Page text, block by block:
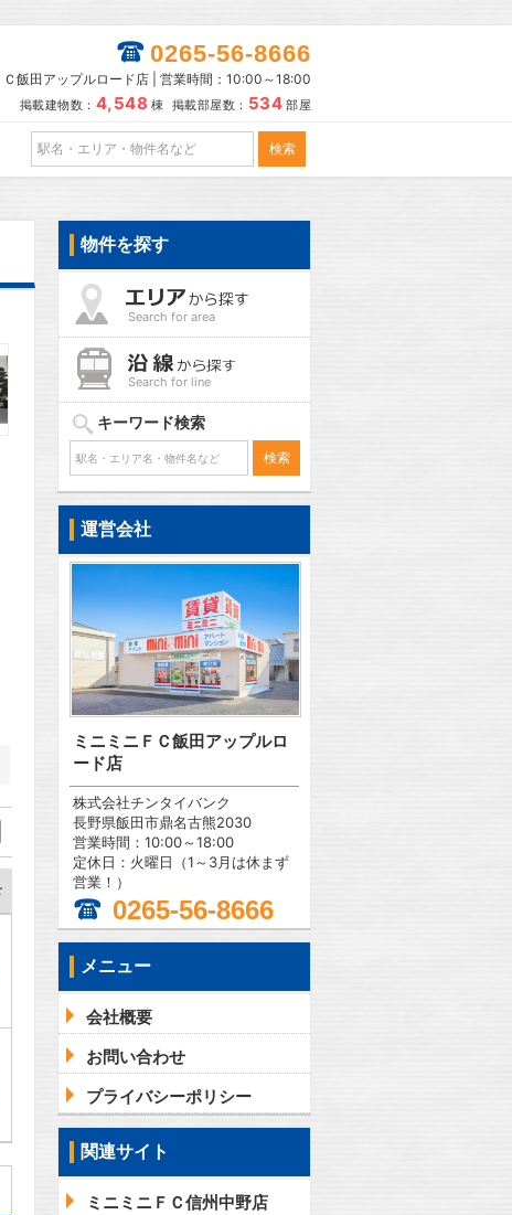
0265-56-8666
Ｃ飯田アップルロード店 | 営業時間：10:00～18:00
掲載建物数： 4,548 棟 掲載部屋数： 534 部屋
問合わせ
問合わせ
物件を探す
Search for area
Search for line
キーワード検索
運営会社
ミニミニＦＣ飯田アップルロ
ード店
株式会社チンタイバンク
長野県飯田市鼎名古熊2030
営業時間：10:00～18:00
定休日：火曜日（1～3月は休まず
営業！）
0265-56-8666
メニュー
会社概要
お問い合わせ
プライバシーポリシー
関連サイト
ミニミニＦＣ信州中野店